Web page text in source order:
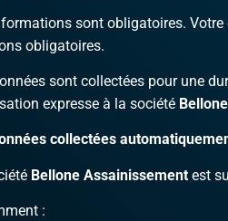
sont obligatoires.
obligatoires.
sont collectées pour une
expresse à la société
collectées
Bellone Assainissement est
: